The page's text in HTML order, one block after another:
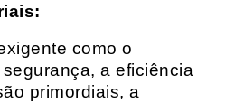
como o
a eficiência
primordiais, a